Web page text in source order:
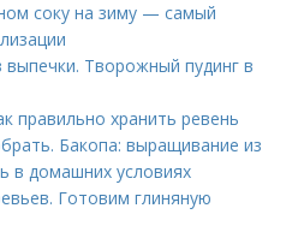
соку на зиму — самый
Творожный пудинг в
правильно хранить ревень
Бакопа: выращивание из
в домашних условиях
Готовим глиняную